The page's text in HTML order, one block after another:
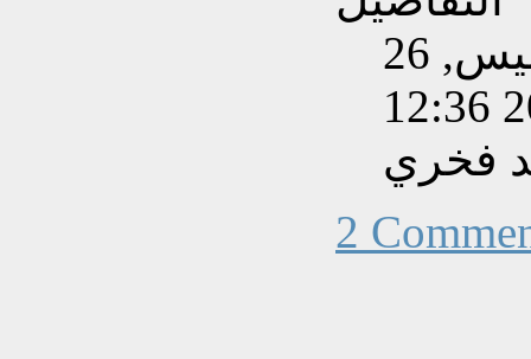
تم إنشاءه بتاريخ الخميس, 26
فخري
2